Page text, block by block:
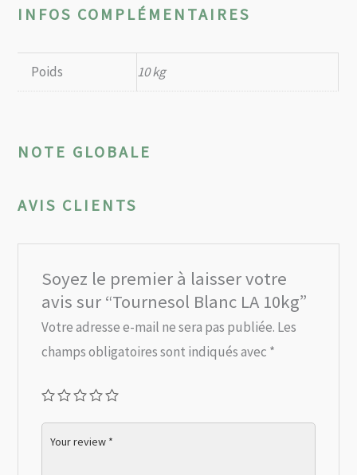
INFOS COMPLÉMENTAIRES
Poids 10 kg
NOTE GLOBALE
AVIS CLIENTS
Soyez le premier à laisser votre
avis sur “Tournesol Blanc LA 10kg”
Votre adresse e-mail ne sera pas publiée. Les
champs obligatoires sont indiqués avec *